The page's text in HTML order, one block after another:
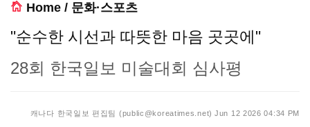
Home / 문화·스포츠
"순수한 시선과 따뜻한 마음 곳곳에"
28회 한국일보 미술대회 심사평
캐나다 한국일보 편집팀 (public@koreatimes.net) Jun 12 2026 04:34 PM